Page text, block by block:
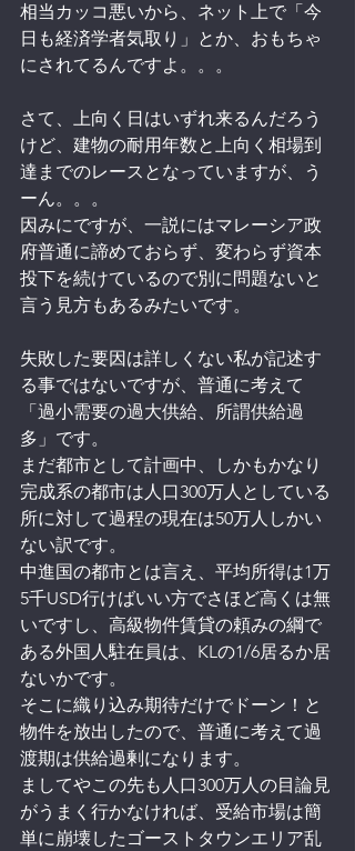
相当カッコ悪いから、ネット上で「今
日も経済学者気取り」とか、おもちゃ
にされてるんですよ。。。
さて、上向く日はいずれ来るんだろう
けど、建物の耐用年数と上向く相場到
達までのレースとなっていますが、う
ーん。。。
因みにですが、一説にはマレーシア政
府普通に諦めておらず、変わらず資本
投下を続けているので別に問題ないと
言う見方もあるみたいです。
失敗した要因は詳しくない私が記述す
る事ではないですが、普通に考えて
「過小需要の過大供給、所謂供給過
多」です。
まだ都市として計画中、しかもかなり
完成系の都市は人口300万人としている
所に対して過程の現在は50万人しかい
ない訳です。
中進国の都市とは言え、平均所得は1万
5千USD行けばいい方でさほど高くは無
いですし、高級物件賃貸の頼みの綱で
ある外国人駐在員は、KLの1/6居るか居
ないかです。
そこに織り込み期待だけでドーン！と
物件を放出したので、普通に考えて過
渡期は供給過剰になります。
ましてやこの先も人口300万人の目論見
がうまく行かなければ、受給市場は簡
単に崩壊したゴーストタウンエリア乱